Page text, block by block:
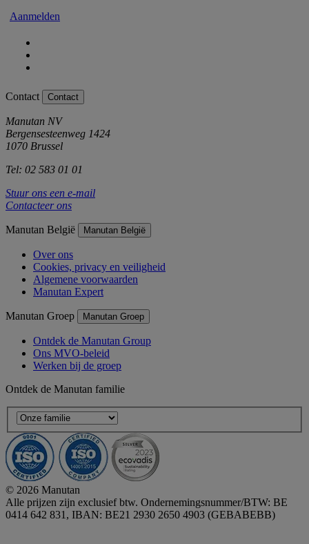
Aanmelden
Contact Contact
Manutan NV
Bergensesteenweg 1424
1070 Brussel
Tel: 02 583 01 01
Stuur ons een e-mail
Contacteer ons
Manutan België Manutan België
Over ons
Cookies, privacy en veiligheid
Algemene voorwaarden
Manutan Expert
Manutan Groep Manutan Groep
Ontdek de Manutan Group
Ons MVO-beleid
Werken bij de groep
Ontdek de Manutan familie
© 2026 Manutan
Alle prijzen zijn exclusief btw. Ondernemingsnummer/BTW: BE
0414 642 831, IBAN: BE21 2930 2650 4903 (GEBABEBB)